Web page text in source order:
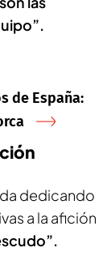
de España:
dedicando
a la afición